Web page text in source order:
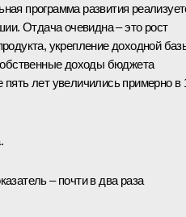
программа развития
Отдача очевидна – это рост
укрепление доходной
доходы бюджета
пять лет увеличились примерно в
– почти в два раза